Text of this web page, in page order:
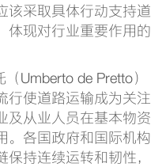
该采取具体行动支持道
体现对行业重要作用的
Umberto de Pretto）
使道路运输成为关注
及从业人员在基本物资
。各国政府和国际机构
持连续运转和韧性，